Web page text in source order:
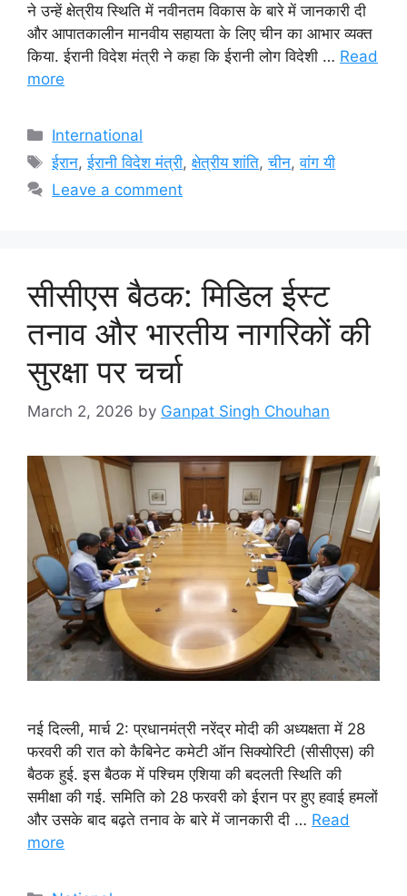
ने उन्हें क्षेत्रीय स्थिति में नवीनतम विकास के बारे में जानकारी दी
और आपातकालीन मानवीय सहायता के लिए चीन का आभार व्यक्त
किया. ईरानी विदेश मंत्री ने कहा कि ईरानी लोग विदेशी … Read
more
Categories
International
Tags
ईरान,ईरानी विदेश मंत्री,क्षेत्रीय शांति,चीन,वांग यी
Leave a comment
सीसीएस बैठक: मिडिल ईस्ट
तनाव और भारतीय नागरिकों की
सुरक्षा पर चर्चा
March 2, 2026 by Ganpat Singh Chouhan
नई दिल्ली, मार्च 2: प्रधानमंत्री नरेंद्र मोदी की अध्यक्षता में 28
फरवरी की रात को कैबिनेट कमेटी ऑन सिक्योरिटी (सीसीएस) की
बैठक हुई. इस बैठक में पश्चिम एशिया की बदलती स्थिति की
समीक्षा की गई. समिति को 28 फरवरी को ईरान पर हुए हवाई हमलों
और उसके बाद बढ़ते तनाव के बारे में जानकारी दी … Read
more